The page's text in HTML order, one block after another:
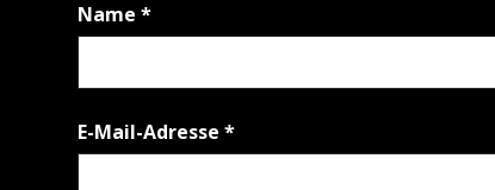
Name *
E-Mail-Adresse *